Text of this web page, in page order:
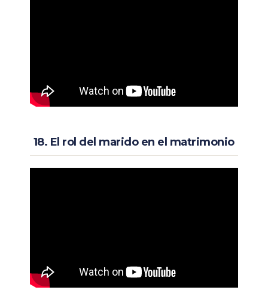
18. El rol del marido en el matrimonio